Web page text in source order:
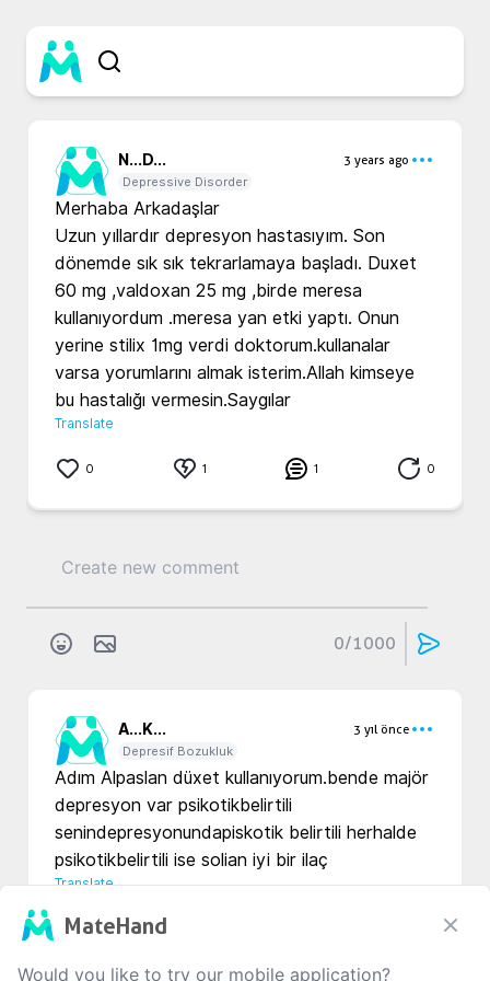
N...D...
3 years ago
Depressive Disorder
Merhaba Arkadaşlar
Uzun yıllardır depresyon hastasıyım. Son
dönemde sık sık tekrarlamaya başladı. Duxet
60 mg ,valdoxan 25 mg ,birde meresa
kullanıyordum .meresa yan etki yaptı. Onun
yerine stilix 1mg verdi doktorum.kullanalar
varsa yorumlarını almak isterim.Allah kimseye
bu hastalığı vermesin.Saygılar
Translate
0 1 1 0
0/1000
A...K...
3 yıl önce
Depresif Bozukluk
Adım Alpaslan düxet kullanıyorum.bende majör
depresyon var psikotikbelirtili
senindepresyonundapiskotik belirtili herhalde
psikotikbelirtili ise solian iyi bir ilaç
Translate
0
MateHand
Would you like to try our mobile application?